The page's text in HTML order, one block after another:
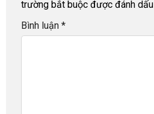
trường bắt buộc được đánh dấu
Bình luận *